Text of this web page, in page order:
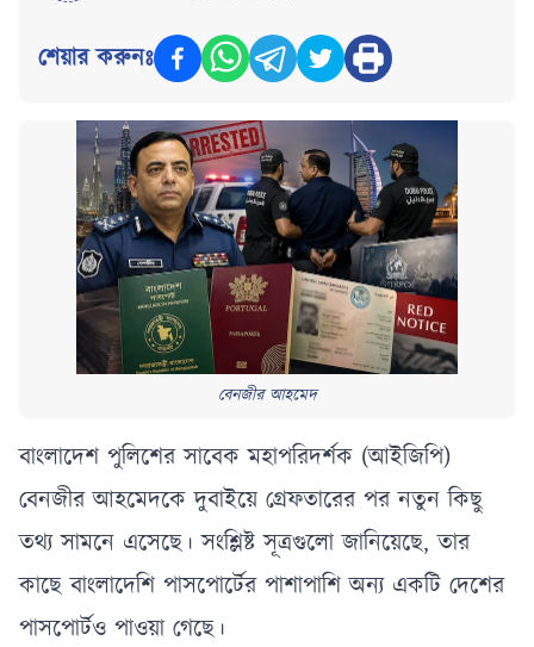
শেয়ার করুনঃ
বেনজীর আহমেদ
বাংলাদেশ পুলিশের সাবেক মহাপরিদর্শক (আইজিপি)
বেনজীর আহমেদকে দুবাইয়ে গ্রেফতারের পর নতুন কিছু
তথ্য সামনে এসেছে। সংশ্লিষ্ট সূত্রগুলো জানিয়েছে, তার
কাছে বাংলাদেশি পাসপোর্টের পাশাপাশি অন্য একটি দেশের
পাসপোর্টও পাওয়া গেছে।